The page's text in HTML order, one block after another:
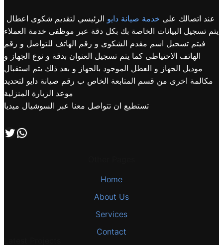
عند اتصالك على خدمة صيانة دايو الرئيسي لتقديم شكوى اعطال
يتم تسجيل البيانات الخاصة بك بكل دقة عبر موظفى خدمة العملاء
فيتم تسجيل اسم مقدم الشكوى و رقم الهاتف للتواصل و رقم
الهاتف الاحتياطى كما يتم تسجيل العنوان بدقة و نوع الجهاز و
موديل الجهاز و العطل الموجود بالجهاز و بعد ذلك يتم استقبال
مكالمة اخرى من قسم المتابعة الخاص ب رقم صيانة دايو لتحديد
موعد الزيارة المنزلية
تستطيع ان تتواصل معنا عبر السوشيال ميديا
تابعنا علي صفحة التويتر اتصل بنا علي طريق الوتساب
Home
About Us
Services
Contact